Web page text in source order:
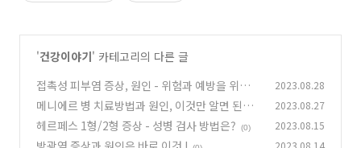
'건강이야기' 카테고리의 다른 글
접촉성 피부염 증상, 원인 - 위험과 예방을 위한
가이드
(22)
2023.08.28
메니에르 병 치료방법과 원인, 이것만 알면 된다!
(2)
2023.08.27
헤르페스 1형/2형 증상 - 성병 검사 방법은? (0) 2023.08.15
2023.08.14